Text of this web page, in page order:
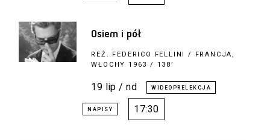
Osiem i pół
REŻ. FEDERICO FELLINI
/ FRANCJA,
WŁOCHY 1963 / 138’
19 lip / nd
17:30